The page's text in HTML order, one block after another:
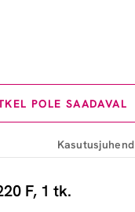
POLE SAADAVAL
Kasutusjuhend
F, 1 tk.